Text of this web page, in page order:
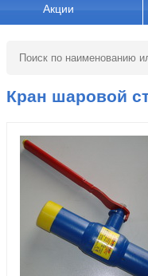
Акции
Кран шаровой